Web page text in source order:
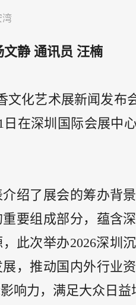
湾
静 通讯员 汪楠
文化艺术展新闻发
日在深圳国际会展
绍了展会的筹办背
要组成部分，蕴含
此次举办2026深圳
，推动国内外行业
响力，满足大众日